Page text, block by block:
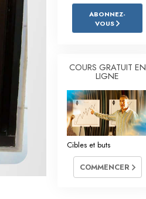
L’échelle des tons émotionnels
Réponses aux drogues
Les enfants
Des outils pour le monde du travail
L’éthique et les conditions
La raison de l’oppression
Les investigations
Les fondements de l’organisation
ABONNEZ-
VOUS
COURS GRATUIT EN
LIGNE
Cibles et buts
COMMENCER